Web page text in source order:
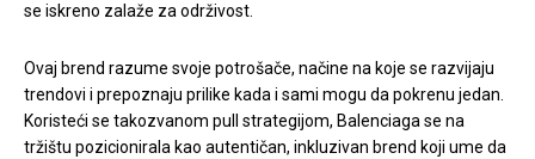
se iskreno zalaže za održivost.
Ovaj brend razume svoje potrošače, načine na koje se razvijaju
trendovi i prepoznaju prilike kada i sami mogu da pokrenu jedan.
Koristeći se takozvanom pull strategijom, Balenciaga se na
tržištu pozicionirala kao autentičan, inkluzivan brend koji ume da